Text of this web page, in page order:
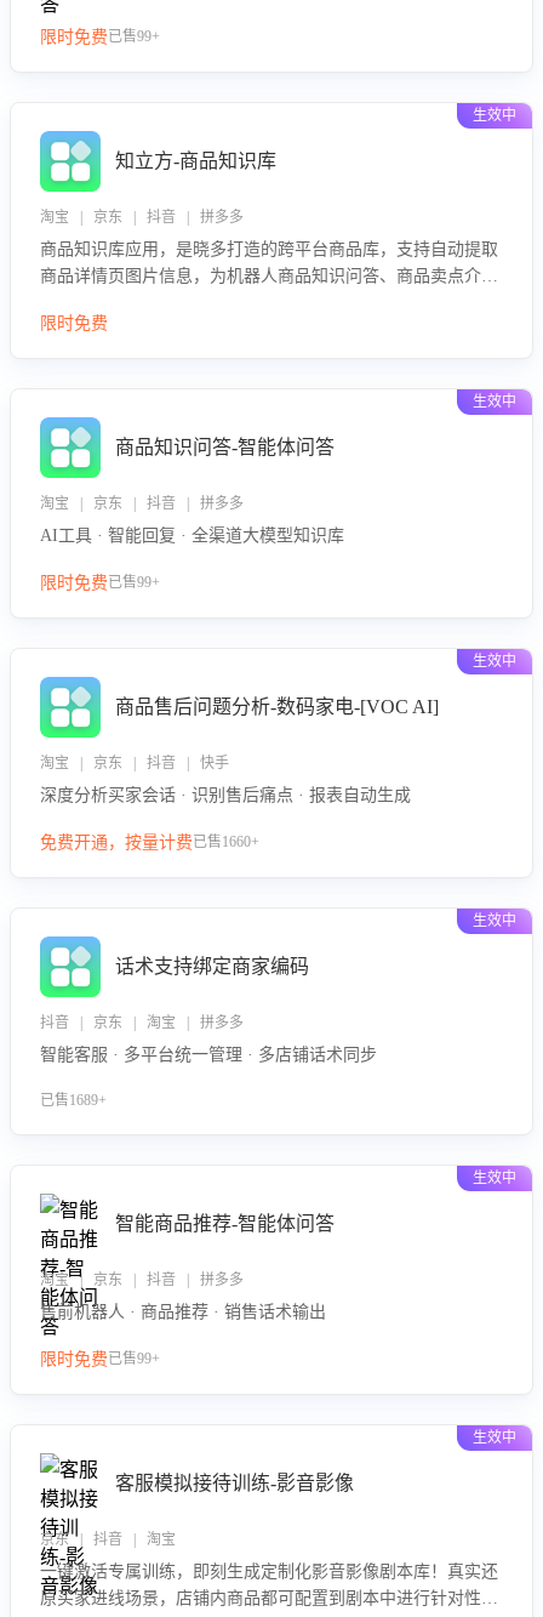
限时免费已售99+
生效中
知立方-商品知识库
淘宝 | 京东 | 抖音 | 拼多多
商品知识库应用，是晓多打造的跨平台商品库，支持自动提取
商品详情页图片信息，为机器人商品知识问答、商品卖点介绍
限时免费
生效中
商品知识问答-智能体问答
淘宝 | 京东 | 抖音 | 拼多多
AI工具 · 智能回复 · 全渠道大模型知识库
限时免费已售99+
生效中
商品售后问题分析-数码家电-[VOC AI]
淘宝 | 京东 | 抖音 | 快手
深度分析买家会话 · 识别售后痛点 · 报表自动生成
免费开通，按量计费已售1660+
生效中
话术支持绑定商家编码
抖音 | 京东 | 淘宝 | 拼多多
智能客服 · 多平台统一管理 · 多店铺话术同步
已售1689+
生效中
智能商品推荐-智能体问答
淘宝 | 京东 | 抖音 | 拼多多
售前机器人 · 商品推荐 · 销售话术输出
限时免费已售99+
生效中
客服模拟接待训练-影音影像
京东 | 抖音 | 淘宝
一键激活专属训练，即刻生成定制化影音影像剧本库！真实还
原买家进线场景，店铺内商品都可配置到剧本中进行针对性训